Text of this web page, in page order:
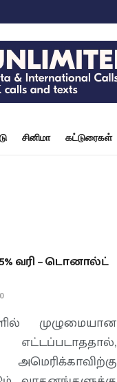
சினிமா கட்டுரைகள்
வரி – டொனால்ட்
0
முழுமையான